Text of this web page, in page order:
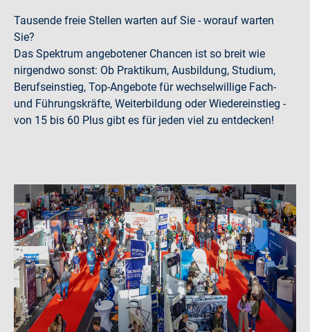
Tausende freie Stellen warten auf Sie - worauf warten
Sie?
Das Spektrum angebotener Chancen ist so breit wie
nirgendwo sonst: Ob Praktikum, Ausbildung, Studium,
Berufseinstieg, Top-Angebote für wechselwillige Fach-
und Führungskräfte, Weiterbildung oder Wiedereinstieg -
von 15 bis 60 Plus gibt es für jeden viel zu entdecken!